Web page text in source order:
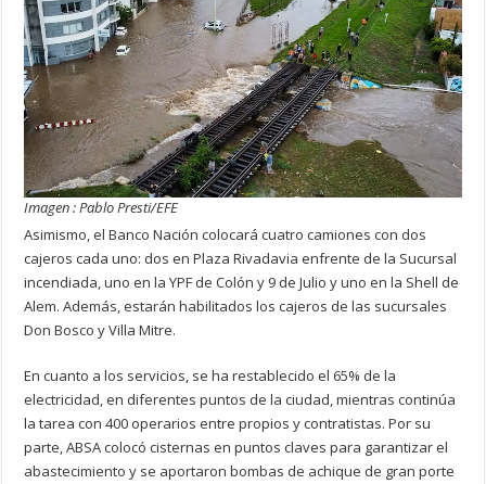
Imagen : Pablo Presti/EFE
Asimismo, el Banco Nación colocará cuatro camiones con dos
cajeros cada uno: dos en Plaza Rivadavia enfrente de la Sucursal
incendiada, uno en la YPF de Colón y 9 de Julio y uno en la Shell de
Alem. Además, estarán habilitados los cajeros de las sucursales
Don Bosco y Villa Mitre.
En cuanto a los servicios, se ha restablecido el 65% de la
electricidad, en diferentes puntos de la ciudad, mientras continúa
la tarea con 400 operarios entre propios y contratistas. Por su
parte, ABSA colocó cisternas en puntos claves para garantizar el
abastecimiento y se aportaron bombas de achique de gran porte